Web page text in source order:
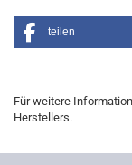
teilen
Für weitere
Herstellers.